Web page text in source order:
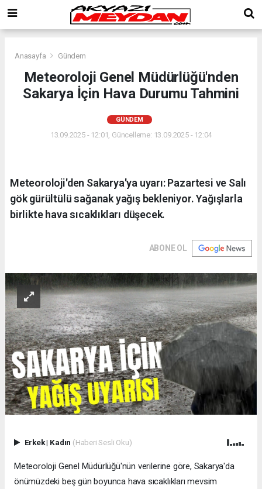
Anasayfa Gündem
Meteoroloji Genel Müdürlüğü'nden
Sakarya İçin Hava Durumu Tahmini
GÜNDEM
13.09.2025 - 12:01, Güncelleme: 13.09.2025 - 12:04
Meteoroloji'den Sakarya'ya uyarı: Pazartesi ve Salı
gök gürültülü sağanak yağış bekleniyor. Yağışlarla
birlikte hava sıcaklıkları düşecek.
ABONE OL
Erkek| Kadın (Haberi Sesli Oku)
Meteoroloji Genel Müdürlüğü'nün verilerine göre, Sakarya'da
önümüzdeki beş gün boyunca hava sıcaklıkları mevsim